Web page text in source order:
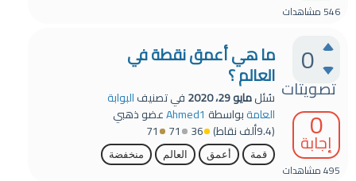
546مشاهدات
0
تصويتات
0
إجابة
495مشاهدات
ما هي أعمق نقطة في
العالم ؟
سُئلمايو 29، 2020 في تصنيفالبوابة
العامةبواسطة Ahmed1عضو ذهبي
(9.4ألف نقاط) 36
71
71
قمة أعمق العالم منخفضة